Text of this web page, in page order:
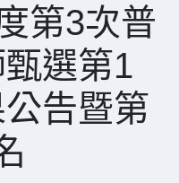
第3次普
選第1
告暨第